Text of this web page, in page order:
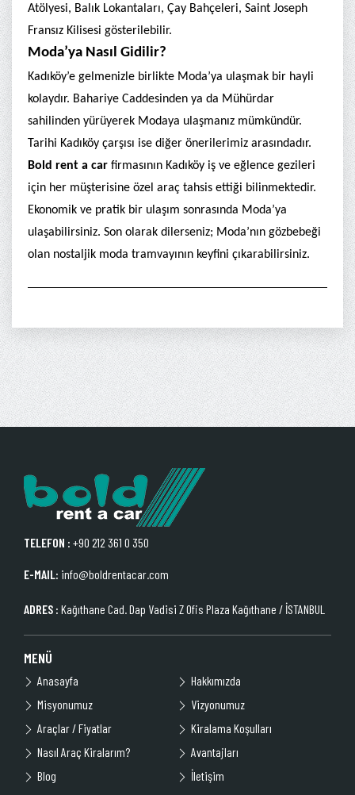
Atölyesi, Balık Lokantaları, Çay Bahçeleri, Saint Joseph
Fransız Kilisesi gösterilebilir.
Moda’ya Nasıl Gidilir?
Kadıköy’e gelmenizle birlikte Moda’ya ulaşmak bir hayli
kolaydır. Bahariye Caddesinden ya da Mühürdar
sahilinden yürüyerek Modaya ulaşmanız mümkündür.
Tarihi Kadıköy çarşısı ise diğer önerilerimiz arasındadır.
Bold rent a car firmasının Kadıköy iş ve eğlence gezileri
için her müşterisine özel araç tahsis ettiği bilinmektedir.
Ekonomik ve pratik bir ulaşım sonrasında Moda’ya
ulaşabilirsiniz. Son olarak dilerseniz; Moda’nın gözbebeği
olan nostaljik moda tramvayının keyfini çıkarabilirsiniz.
TELEFON : +90 212 361 0 350
E-MAIL: info@boldrentacar.com
ADRES : Kağıthane Cad. Dap Vadisi Z Ofis Plaza Kağıthane / İSTANBUL
MENÜ
Anasayfa
Hakkımızda
Misyonumuz
Vizyonumuz
Araçlar / Fiyatlar
Kiralama Koşulları
Nasıl Araç Kiralarım?
Avantajları
Blog
İletişim